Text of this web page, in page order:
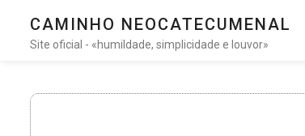
CAMINHO NEOCATECUMENAL
Site oficial - «humildade, simplicidade e louvor»